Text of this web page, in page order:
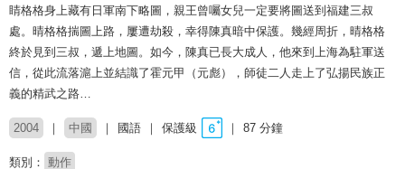
睛格格身上藏有日軍南下略圖，親王曾囑女兒一定要將圖送到福建三叔
處。晴格格揣圖上路，屢遭劫殺，幸得陳真暗中保護。幾經周折，晴格格
終於見到三叔，遞上地圖。如今，陳真已長大成人，他來到上海為駐軍送
信，從此流落滬上並結識了霍元甲（元彪），師徒二人走上了弘揚民族正
義的精武之路…
2004 中國 國語 保護級 87 分鐘
類別： 動作